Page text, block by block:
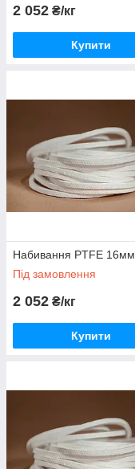
2 052 ₴/кг
Купити
Набивання PTFE 16мм
Під замовлення
2 052 ₴/кг
Купити